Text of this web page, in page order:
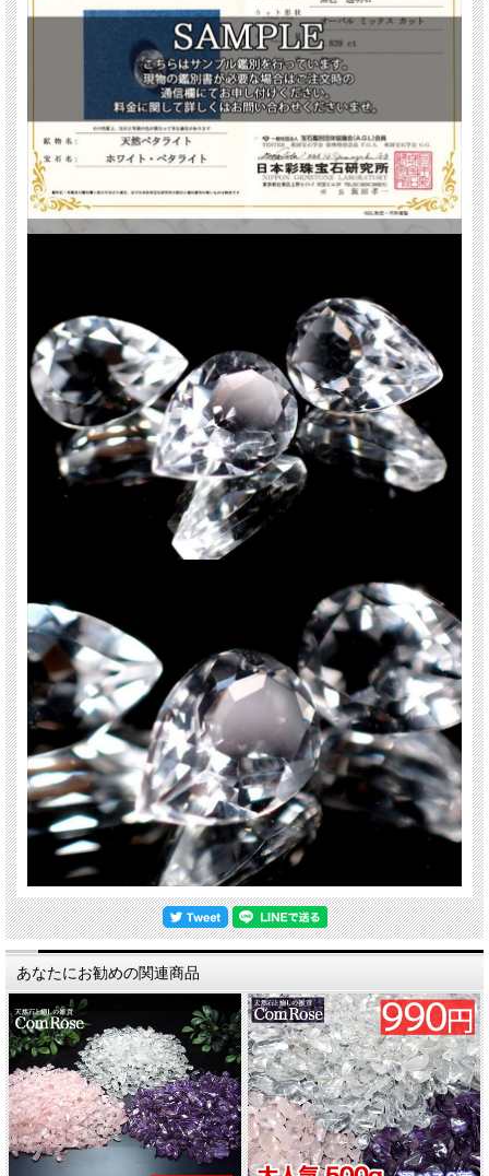
ネガティブなエネルギーを浄化
直感力、判断力が増す
精神的な強さ、優しさ
※サイズは目安です。細かな誤差が出る場合があります。
※天然石ですので細かなカケや凹み、歪な部分やクラックなどがある場合があり
ます。
※出来る限り自然な色みになるよう撮影を心がけておりますが、お使いのディス
プレイ環境によって表示される色みに差が出る場合があります。ご了承くださ
い。
ィース 卸し 卸価格 実店舗 ハンドメイド サイズ直し コムローズ comrose
あなたにお勧めの関連商品